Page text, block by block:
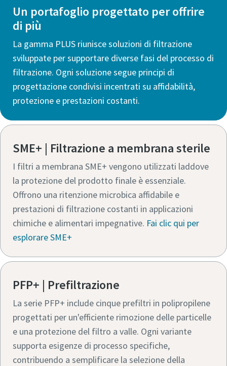
Tutto ciò che devi sapere sul tuo processo di
più efficiente.
Per saperne di più
Un portafoglio progettato per offrire
di più
La gamma PLUS riunisce soluzioni di filtrazione
sviluppate per supportare diverse fasi del processo di
filtrazione. Ogni soluzione segue principi di
progettazione condivisi incentrati su affidabilità,
protezione e prestazioni costanti.
SME+ | Filtrazione a membrana sterile
I filtri a membrana SME+ vengono utilizzati laddove
la protezione del prodotto finale è essenziale.
Offrono una ritenzione microbica affidabile e
prestazioni di filtrazione costanti in applicazioni
chimiche e alimentari impegnative. Fai clic qui per
esplorare SME+
PFP+ | Prefiltrazione
La serie PFP+ include cinque prefiltri in polipropilene
progettati per un'efficiente rimozione delle particelle
e una protezione del filtro a valle. Ogni variante
supporta esigenze di processo specifiche,
contribuendo a semplificare la selezione della